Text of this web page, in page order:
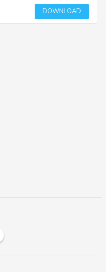
DOWNLOAD